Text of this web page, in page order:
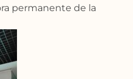
permanente de la